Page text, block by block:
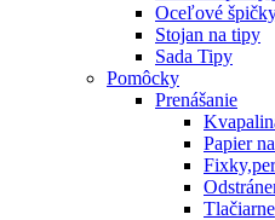
Oceľové
Stojan na tipy
Sada Tipy
Pomôcky
Prenášanie
Papier
Tlačiarne